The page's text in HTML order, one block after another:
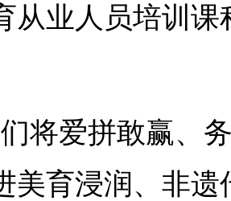
从业人员培训
将爱拼敢赢、
美育浸润、非